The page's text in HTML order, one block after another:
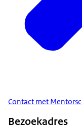
Contact met
Bezoekadres